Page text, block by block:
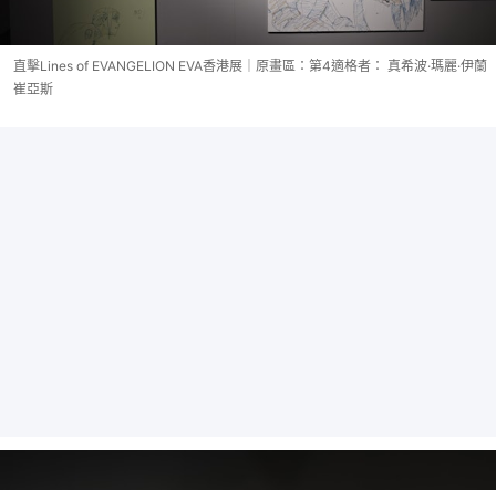
直擊Lines of EVANGELION EVA香港展｜原畫區：第4適格者： 真希波·瑪麗·伊蘭
崔亞斯